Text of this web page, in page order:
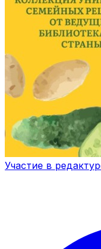
Участие в